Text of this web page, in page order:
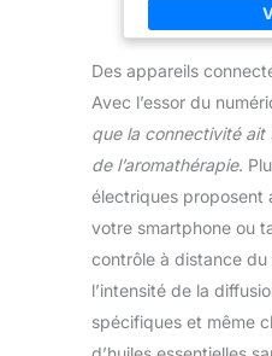
cire, vous pouvez
【Veilleuse
intègre les
veilleuse. La
flammes
cheminée.
conçu pour
pénètre dans la
pour les femmes,
en écologique et
élégante, ainsi qu'à
qui attire le
décoration parfaite
yoga ou
taille délicate est
bon choix pour
Des appareils
Avec l’essor du
que la connectivité ait
de l’aromathérapie.
électriques proposent
votre smartphone ou
contrôle à distance
l’intensité de la
spécifiques et même